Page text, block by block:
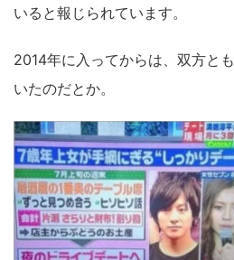
いると報じられています。
2014年に入ってからは、双方とも
いたのだとか。